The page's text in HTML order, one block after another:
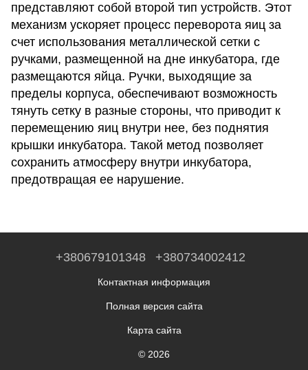
представляют собой второй тип устройств. Этот
механизм ускоряет процесс переворота яиц за
счет использования металлической сетки с
ручками, размещенной на дне инкубатора, где
размещаются яйца. Ручки, выходящие за
пределы корпуса, обеспечивают возможность
тянуть сетку в разные стороны, что приводит к
перемещению яиц внутри нее, без поднятия
крышки инкубатора. Такой метод позволяет
сохранить атмосферу внутри инкубатора,
предотвращая ее нарушение.
+380679101348 +380734002412
Контактная информация
Полная версия сайта
Карта сайта
© 2026